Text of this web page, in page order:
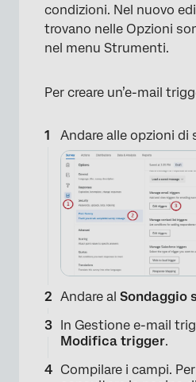
condizioni. Nel nuovo
trovano nelle Opzioni
nel menu Strumenti.
Per creare un’e-mail
Andare alle opzioni di
Andare al Sondaggio
In Gestione e-mail
Modifica trigger.
Compilare i campi.